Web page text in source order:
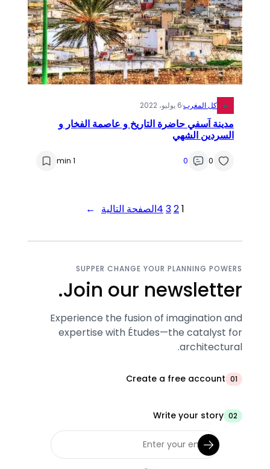
كل المغرب·6 يوليو، 2022
مدينة آسفي حاضرة التاريخ و عاصمة الفخار و
السردين الشهي
0
0
1 min
1
2
3
4الصفحة التالية →
SUPPER CHANGE YOUR PLANNING POWERS
Join our newsletter.
Experience the fusion of imagination and
expertise with Études—the catalyst for
architectural.
01
Create a free account
02
Write your story